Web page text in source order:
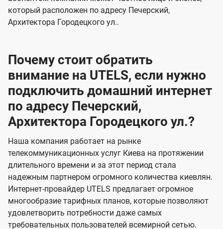
который расположен по адресу Печерский,
Архитектора Городецкого ул..
Почему стоит обратить
внимание на UTELS, если нужно
подключить домашний интернет
по адресу Печерский,
Архитектора Городецкого ул.?
Наша компания работает на рынке
телекоммуникационных услуг Киева на протяжении
длительного времени и за этот период стала
надежным партнером огромного количества киевлян.
Интернет-провайдер UTELS предлагает огромное
многообразие тарифных планов, которые позволяют
удовлетворить потребности даже самых
требовательных пользователей всемирной сетью.